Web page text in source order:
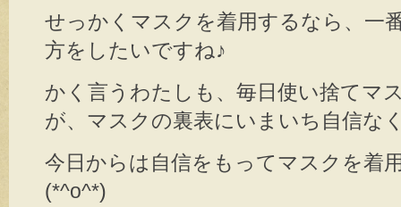
せっかくマスクを着用するなら、一
方をしたいですね♪
かく言うわたしも、毎日使い捨てマ
が、マスクの裏表にいまいち自信な
今日からは自信をもってマスクを着
(*^o^*)